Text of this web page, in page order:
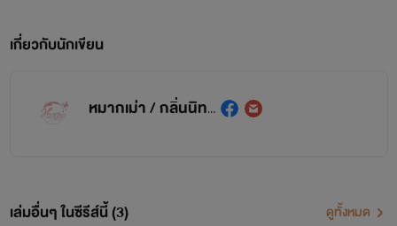
เกี่ยวกับนักเขียน
หมากเม่า / กลิ่นนิทรา
เล่มอื่นๆ ในซีรีส์นี้ (3) ดูทั้งหมด